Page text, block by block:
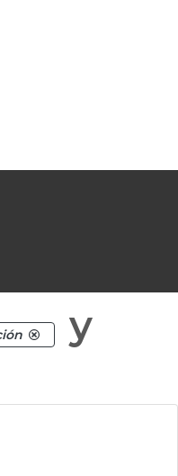
y